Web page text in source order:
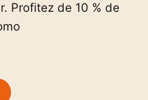
Profitez de 10 % de